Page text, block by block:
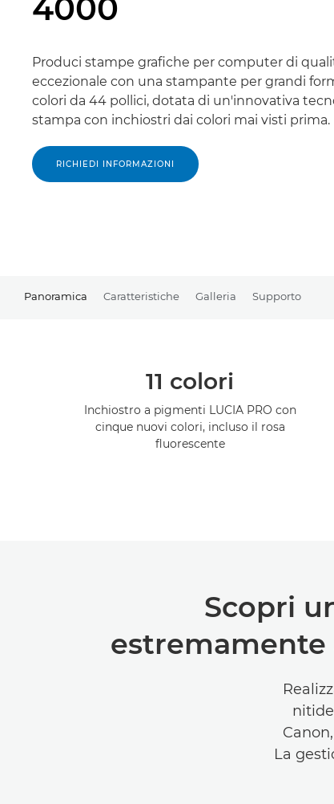
4000
Produci stampe grafiche per computer di
eccezionale con una stampante per grandi
colori da 44 pollici, dotata di un'innovativa
stampa con inchiostri dai colori mai visti prima.
RICHIEDI INFORMAZIONI
Panoramica Caratteristiche Galleria Supporto
11 colori
Inchiostro a pigmenti LUCIA PRO con
cinque nuovi colori, incluso il rosa
fluorescente
Scopri
estremamente
La